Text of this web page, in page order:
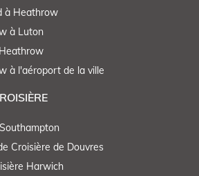
à Heathrow
à Luton
à l'aéroport de la ville
Croisière de Douvres
Harwich